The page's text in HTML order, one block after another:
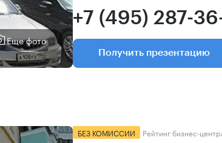
Еще фото
+7 (495) 287-
Получить презентацию
БЕЗ КОМИССИИ Рейтинг бизнес-